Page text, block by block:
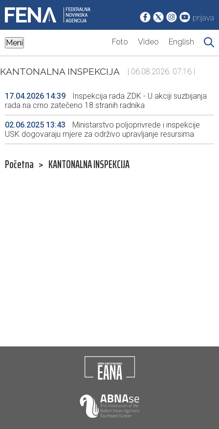
prijava
Meni Foto Video English
KANTONALNA INSPEKCIJA | 06.08.2026. 07:16 |
17.04.2026 14:39
Inspekcija rada ZDK - U akciji suzbijanja
rada na crno zatečeno 18 stranih radnika
02.06.2025 13:43
Ministarstvo poljoprivrede i inspekcije
USK dogovaraju mjere za održivo upravljanje resursima
Početna > KANTONALNA INSPEKCIJA